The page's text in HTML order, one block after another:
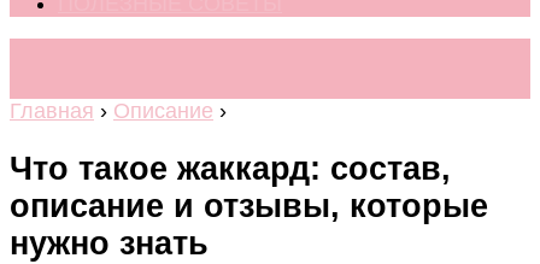
Главная › Описание ›
Что такое жаккард: состав,
описание и отзывы, которые
нужно знать